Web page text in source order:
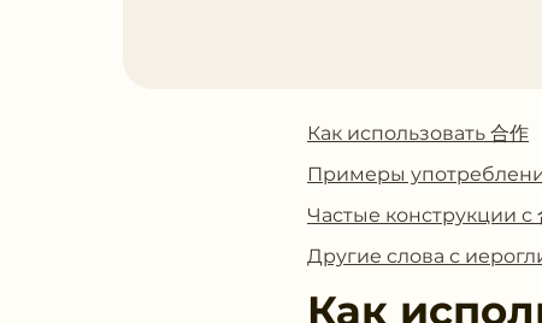
Как использовать 合作
Примеры
Частые конструкции с
Другие слова с
Как